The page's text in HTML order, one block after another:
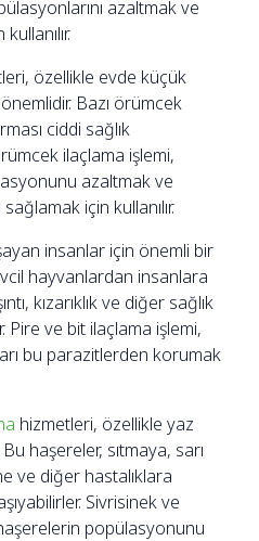
azaltmak ve
özellikle evde küçük
Bazı örümcek
ciddi sağlık
ilaçlama işlemi,
azaltmak ve
için kullanılır.
insanlar için önemli bir
hayvanlardan insanlara
kızarıklık ve diğer sağlık
Pire ve bit ilaçlama işlemi,
bu parazitlerden korumak
hizmetleri, özellikle yaz
Bu haşereler, sıtmaya, sarı
ve diğer hastalıklara
Sivrisinek ve
popülasyonunu